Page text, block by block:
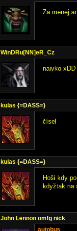
Za menej
WinDRu[NN]eR_Cz
naivko xDD
kulas {=DASS=}
čísel
kulas {=DASS=}
Hoši kdy
kdyžtak na
John Lennon omfg nick
autobus